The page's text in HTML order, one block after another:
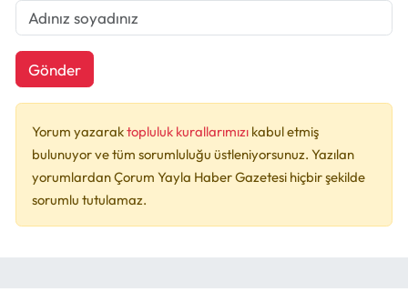
Gönder
Yorum yazaraktopluluk kurallarımızı kabul etmiş
bulunuyor ve tüm sorumluluğu üstleniyorsunuz. Yazılan
yorumlardan Çorum Yayla Haber Gazetesi hiçbir şekilde
sorumlu tutulamaz.